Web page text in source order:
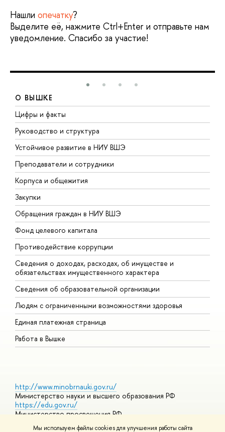
Мы используем файлы cookies для улучшения работы сайта
Нашли опечатку?
Выделите её, нажмите Ctrl+Enter и отправьте нам
уведомление. Спасибо за участие!
О ВЫШКЕ
Цифры и факты
Руководство и структура
Устойчивое развитие в НИУ ВШЭ
Преподаватели и сотрудники
Корпуса и общежития
Закупки
Обращения граждан в НИУ ВШЭ
Фонд целевого капитала
Противодействие коррупции
Сведения о доходах, расходах, об имуществе и
обязательствах имущественного характера
Сведения об образовательной организации
Людям с ограниченными возможностями здоровья
Единая платежная страница
Работа в Вышке
http://www.minobrnauki.gov.ru/
Министерство науки и высшего образования РФ
https://edu.gov.ru/
Министерство просвещения РФ
https://elearning.hse.ru/mooc